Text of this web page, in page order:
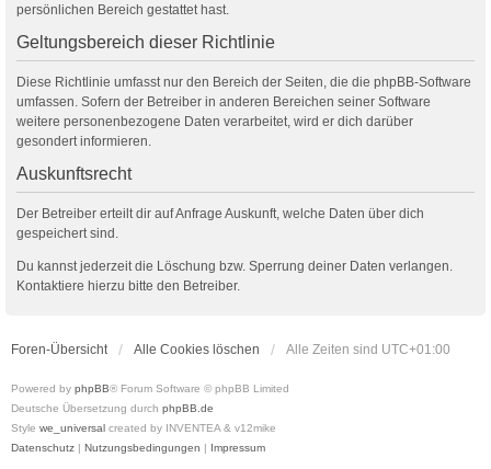
persönlichen Bereich gestattet hast.
Geltungsbereich dieser Richtlinie
Diese Richtlinie umfasst nur den Bereich der Seiten, die die phpBB-Software
umfassen. Sofern der Betreiber in anderen Bereichen seiner Software
weitere personenbezogene Daten verarbeitet, wird er dich darüber
gesondert informieren.
Auskunftsrecht
Der Betreiber erteilt dir auf Anfrage Auskunft, welche Daten über dich
gespeichert sind.
Du kannst jederzeit die Löschung bzw. Sperrung deiner Daten verlangen.
Kontaktiere hierzu bitte den Betreiber.
Foren-Übersicht Alle Cookies löschen Alle Zeiten sind UTC+01:00
Powered by phpBB® Forum Software © phpBB Limited
Deutsche Übersetzung durch phpBB.de
Style we_universal created by INVENTEA & v12mike
Datenschutz | Nutzungsbedingungen | Impressum